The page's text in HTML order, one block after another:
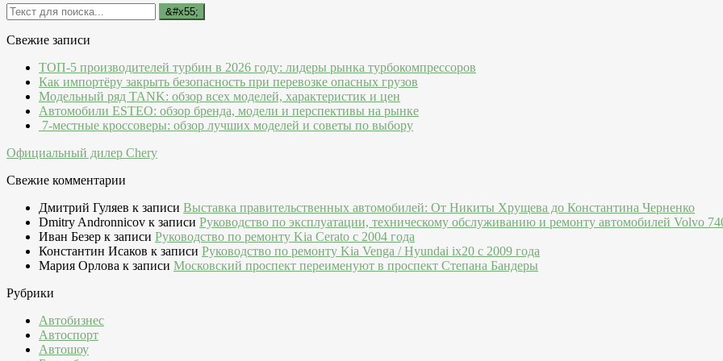
Свежие записи
ТОП-5 производителей турбин в 2026 году: лидеры рынка турбокомпрессоров
Как импортёру закрыть безопасность при перевозке опасных грузов
Модельный ряд TANK: обзор всех моделей, характеристик и цен
Автомобили ESTEO: обзор бренда, модели и перспективы на рынке
7-местные кроссоверы: обзор лучших моделей и советы по выбору
Официальный дилер Chery
Свежие комментарии
Дмитрий Гуляев к записи Выставка правительственных автомобилей: От Никиты Хрущева до Константина Черненко
Dmitry Andronnicov к записи Руководство по эксплуатации, техническому обслуживанию и ремонту автомобилей Volvo
Иван Безер к записи Руководство по ремонту Kia Cerato c 2004 года
Константин Исаков к записи Руководство по ремонту Kia Venga / Hyundai ix20 c 2009 года
Мария Орлова к записи Московский проспект переименуют в проспект Степана Бандеры
Рубрики
Автобизнес
Автоспорт
Автошоу